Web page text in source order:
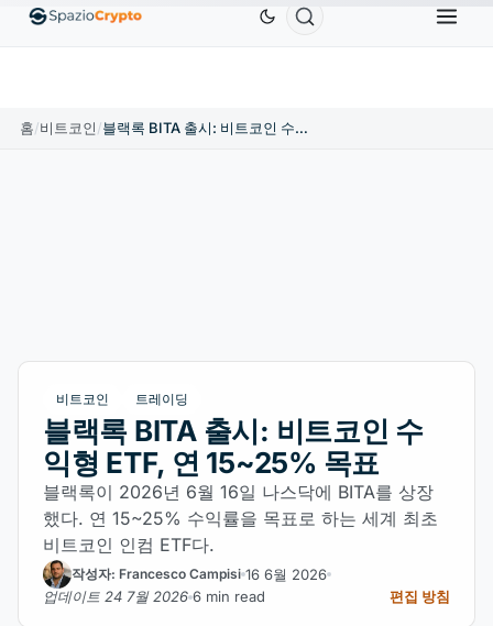
EthereumETHUS$1,880.58 Tether USDT BNB
홈/비트코인/ 블랙록 BITA 출시: 비트코인 수익형 ETF, 연 15~25% 목표
비트코인 트레이딩
블랙록 BITA 출시: 비트코인 수
익형 ETF, 연 15~25% 목표
블랙록이 2026년 6월 16일 나스닥에 BITA를 상장
했다. 연 15~25% 수익률을 목표로 하는 세계 최초
비트코인 인컴 ETF다.
작성자: Francesco Campisi 16 6월 2026
업데이트 24 7월 2026 6 min read 편집 방침